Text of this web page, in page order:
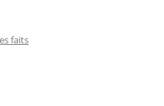
faits